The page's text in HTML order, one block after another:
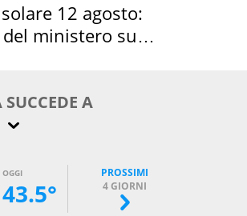
12 agosto:
del ministero su